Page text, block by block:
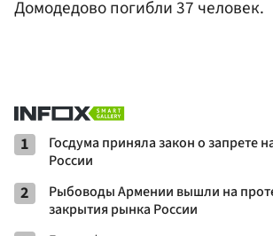
Домодедово погибли 37 человек.
1
Госдума приняла закон о запрете
России
2
Рыбоводы Армении вышли на
закрытия рынка России